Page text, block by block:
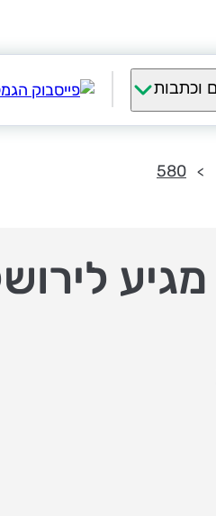
וכתבות
580
מגיע